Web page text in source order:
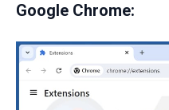
Google Chrome: